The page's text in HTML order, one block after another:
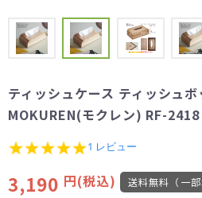
ティッシュケース ティッシュ
MOKUREN(モクレン) RF-2418
5.0
rating
1 レビュー
3,190 円(税込) 送料無料（一部